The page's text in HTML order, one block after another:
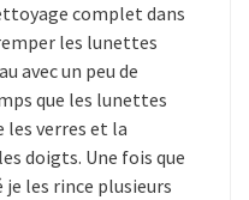
complet dans
les lunettes
avec un peu de
que les lunettes
verres et la
doigts. Une fois que
les rince plusieurs